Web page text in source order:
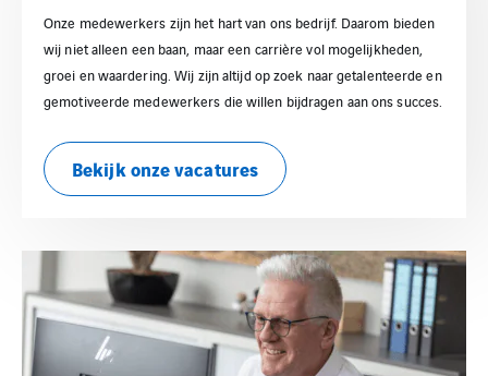
Onze medewerkers zijn het hart van ons bedrijf. Daarom bieden
wij niet alleen een baan, maar een carrière vol mogelijkheden,
groei en waardering. Wij zijn altijd op zoek naar getalenteerde en
gemotiveerde medewerkers die willen bijdragen aan ons succes.
Bekijk onze vacatures